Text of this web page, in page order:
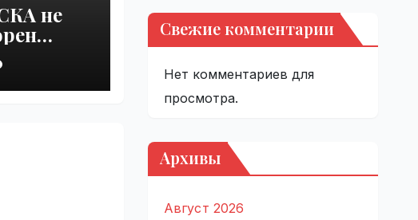
не
|
Свежие комментарии
Нет комментариев для
просмотра.
Архивы
Август 2026